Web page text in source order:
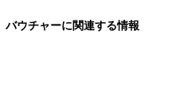
バウチャーに関連する情報